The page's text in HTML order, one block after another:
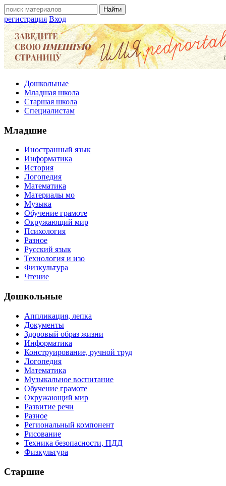
регистрация Вход
Дошкольные
Младшая школа
Старшая школа
Специалистам
Младшие
Иностранный язык
Информатика
История
Логопедия
Математика
Материалы мо
Музыка
Обучение грамоте
Окружающий мир
Психология
Разное
Русский язык
Технология и изо
Физкультура
Чтение
Дошкольные
Аппликация, лепка
Документы
Здоровый образ жизни
Информатика
Конструирование, ручной труд
Логопедия
Математика
Музыкальное воспитание
Обучение грамоте
Окружающий мир
Развитие речи
Разное
Региональный компонент
Рисование
Техника безопасности, ПДД
Физкультура
Старшие